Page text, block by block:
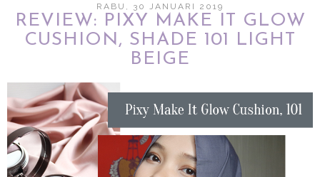
RABU, 30 JANUARI 2019
REVIEW: PIXY MAKE IT GLOW
CUSHION, SHADE 101 LIGHT
BEIGE